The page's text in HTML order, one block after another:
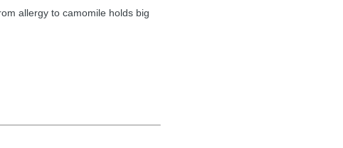
allergy to camomile holds big